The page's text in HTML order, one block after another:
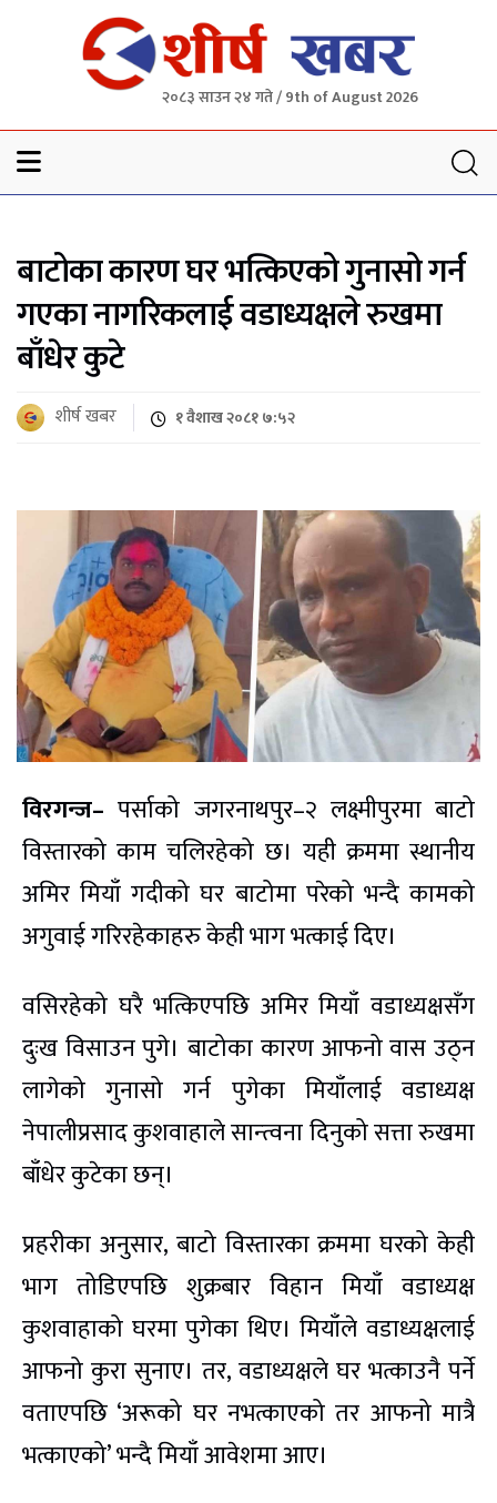
२०८३ साउन २४ गते / 9th of August 2026
बाटोका कारण घर भत्किएको गुनासो गर्न
गएका नागरिकलाई वडाध्यक्षले रुखमा
बाँधेर कुटे
शीर्ष खबर १ वैशाख २०८१ ७:५२
विरगन्ज– पर्साको जगरनाथपुर–२ लक्ष्मीपुरमा बाटो
विस्तारको काम चलिरहेको छ। यही क्रममा स्थानीय
अमिर मियाँ गदीको घर बाटोमा परेको भन्दै कामको
अगुवाई गरिरहेकाहरु केही भाग भत्काई दिए।
वसिरहेको घरै भत्किएपछि अमिर मियाँ वडाध्यक्षसँग
दुःख विसाउन पुगे। बाटोका कारण आफनो वास उठ्न
लागेको गुनासो गर्न पुगेका मियाँलाई वडाध्यक्ष
नेपालीप्रसाद कुशवाहाले सान्त्वना दिनुको सत्ता रुखमा
बाँधेर कुटेका छन्।
प्रहरीका अनुसार, बाटो विस्तारका क्रममा घरको केही
भाग तोडिएपछि शुक्रबार विहान मियाँ वडाध्यक्ष
कुशवाहाको घरमा पुगेका थिए। मियाँले वडाध्यक्षलाई
आफनो कुरा सुनाए। तर, वडाध्यक्षले घर भत्काउनै पर्ने
वताएपछि ‘अरूको घर नभत्काएको तर आफनो मात्रै
भत्काएको’ भन्दै मियाँ आवेशमा आए।